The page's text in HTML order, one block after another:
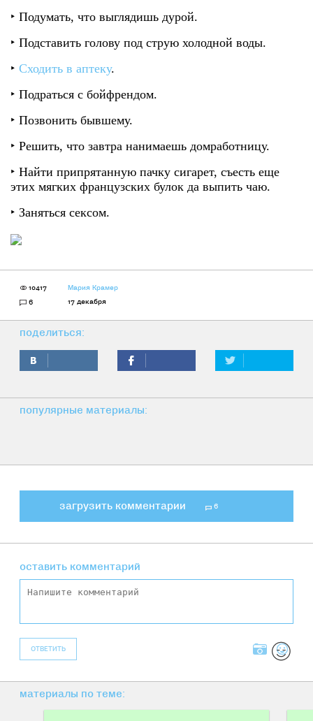
‣ Подумать, что выглядишь дурой.
‣ Подставить голову под струю холодной воды.
‣ Сходить в аптеку.
‣ Подраться с бойфрендом.
‣ Позвонить бывшему.
‣ Решить, что завтра нанимаешь домработницу.
‣ Найти припрятанную пачку сигарет, съесть еще
этих мягких французских булок да выпить чаю.
‣ Заняться сексом.
10417
6
Мария Крамер
17 декабря
поделиться:
популярные материалы:
загрузить комментарии 6
оставить комментарий
ОТВЕТИТЬ
материалы по теме: